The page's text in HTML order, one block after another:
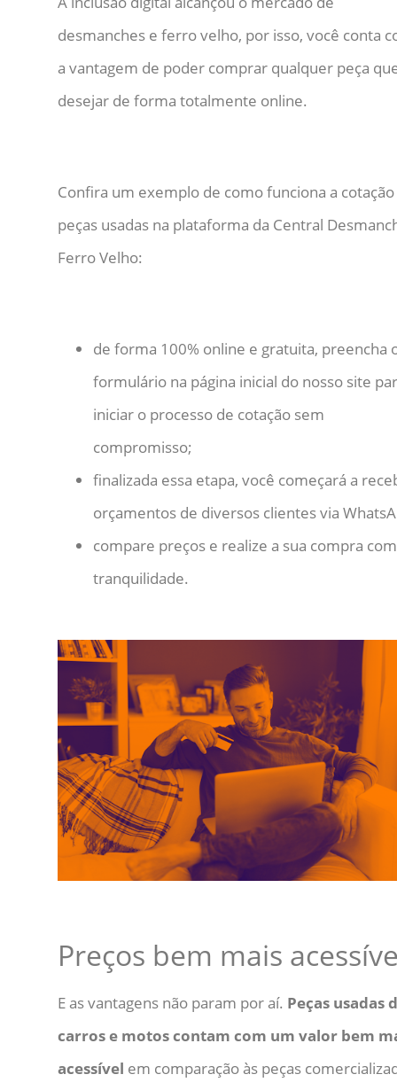
desmanches e ferro velho, por isso, você conta
a vantagem de poder comprar qualquer peça
desejar de forma totalmente online.
Confira um exemplo de como funciona a
peças usadas na plataforma da Central
Ferro Velho:
de forma 100% online e gratuita, preencha
formulário na página inicial do nosso site
iniciar o processo de cotação sem
compromisso;
finalizada essa etapa, você começará a
orçamentos de diversos clientes via
compare preços e realize a sua compra com
tranquilidade.
Preços bem mais
E as vantagens não param por aí. Peças usadas
carros e motos contam com um valor bem
acessível em comparação às peças